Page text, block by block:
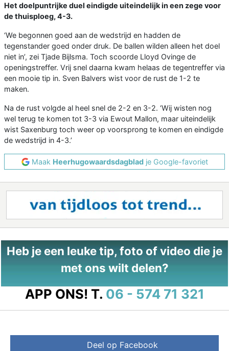
Het doelpuntrijke duel eindigde uiteindelijk in een zege voor
de thuisploeg, 4-3.
‘We begonnen goed aan de wedstrijd en hadden de
tegenstander goed onder druk. De ballen wilden alleen het doel
niet in’, zei Tjade Bijlsma. Toch scoorde Lloyd Ovinge de
openingstreffer. Vrij snel daarna kwam helaas de tegentreffer via
een mooie tip in. Sven Balvers wist voor de rust de 1-2 te
maken.
Na de rust volgde al heel snel de 2-2 en 3-2. ‘Wij wisten nog
wel terug te komen tot 3-3 via Ewout Mallon, maar uiteindelijk
wist Saxenburg toch weer op voorsprong te komen en eindigde
de wedstrijd in 4-3.’
Maak Heerhugowaardsdagbladje Google-favoriet
Heb je een leuke tip, foto of video die je
met ons wilt delen?
APP ONS! T. 06 - 574 71 321
Deel op Facebook